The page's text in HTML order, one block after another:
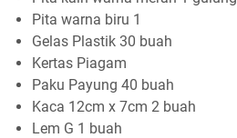
Pita warna biru 1
Gelas Plastik 30 buah
Kertas Piagam
Paku Payung 40 buah
Kaca 12cm x 7cm 2 buah
Lem G 1 buah